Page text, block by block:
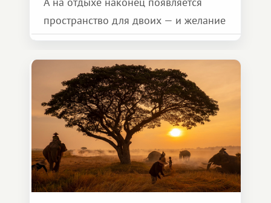
пространство для двоих — и желание
сделать для близкого человека что-то
особенное. Не обязательно
масштабное, но тёплое
и запоминающееся :)